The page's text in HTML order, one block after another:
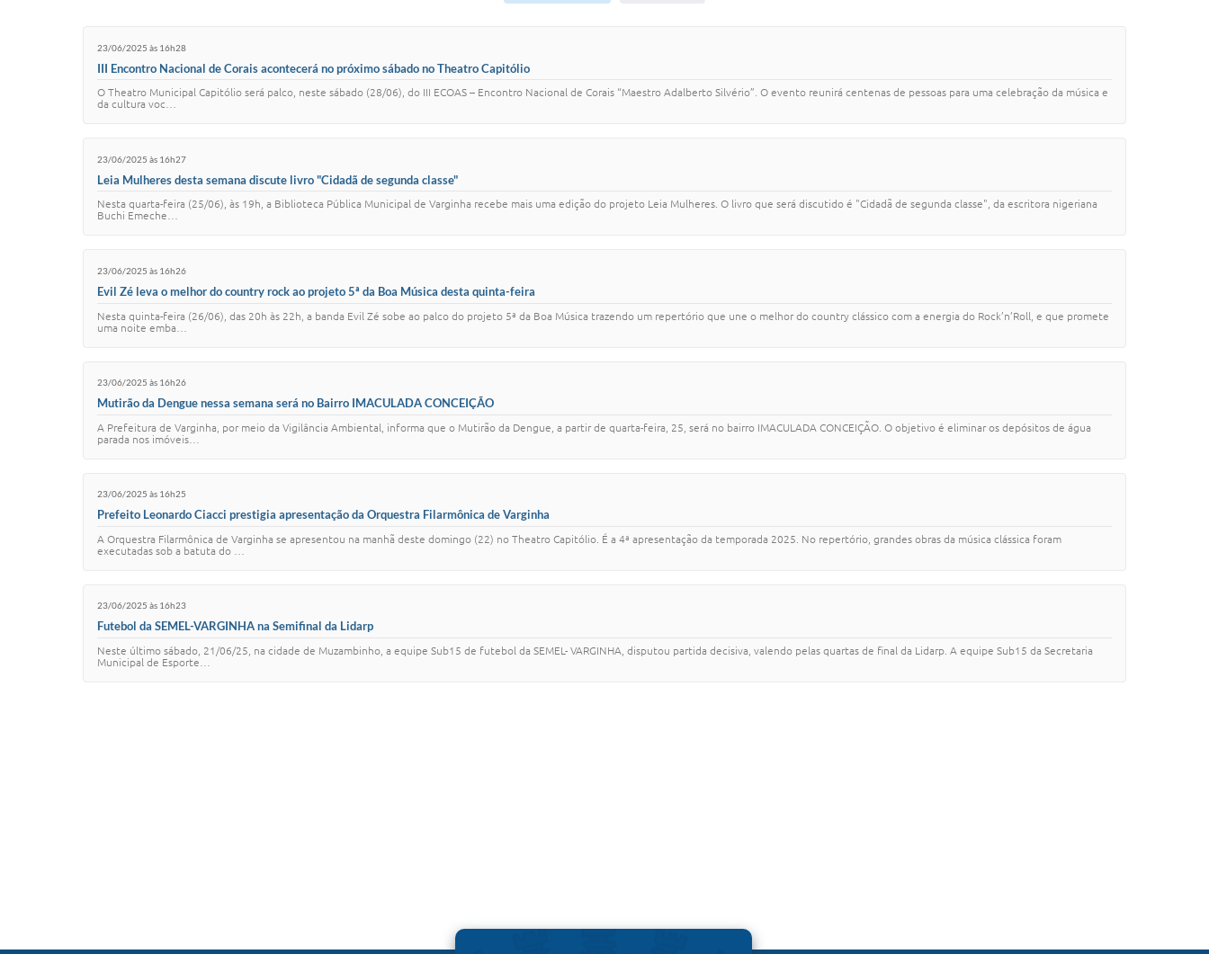
23/06/2025 às 16h28
III Encontro Nacional de Corais acontecerá no próximo sábado no Theatro Capitólio
O Theatro Municipal Capitólio será palco, neste sábado (28/06), do III ECOAS – Encontro Nacional de Corais “Maestro Adalberto Silvério”. O evento reunirá centenas de pessoas para uma celebração da música e
da cultura voc…
23/06/2025 às 16h27
Leia Mulheres desta semana discute livro "Cidadã de segunda classe"
Nesta quarta-feira (25/06), às 19h, a Biblioteca Pública Municipal de Varginha recebe mais uma edição do projeto Leia Mulheres. O livro que será discutido é "Cidadã de segunda classe", da escritora nigeriana
Buchi Emeche…
23/06/2025 às 16h26
Evil Zé leva o melhor do country rock ao projeto 5ª da Boa Música desta quinta-feira
Nesta quinta-feira (26/06), das 20h às 22h, a banda Evil Zé sobe ao palco do projeto 5ª da Boa Música trazendo um repertório que une o melhor do country clássico com a energia do Rock’n’Roll, e que promete
uma noite emba…
23/06/2025 às 16h26
Mutirão da Dengue nessa semana será no Bairro IMACULADA CONCEIÇÃO
A Prefeitura de Varginha, por meio da Vigilância Ambiental, informa que o Mutirão da Dengue, a partir de quarta-feira, 25, será no bairro IMACULADA CONCEIÇÃO. O objetivo é eliminar os depósitos de água
parada nos imóveis…
23/06/2025 às 16h25
Prefeito Leonardo Ciacci prestigia apresentação da Orquestra Filarmônica de Varginha
A Orquestra Filarmônica de Varginha se apresentou na manhã deste domingo (22) no Theatro Capitólio. É a 4ª apresentação da temporada 2025. No repertório, grandes obras da música clássica foram
executadas sob a batuta do …
23/06/2025 às 16h23
Futebol da SEMEL-VARGINHA na Semifinal da Lidarp
Neste último sábado, 21/06/25, na cidade de Muzambinho, a equipe Sub15 de futebol da SEMEL- VARGINHA, disputou partida decisiva, valendo pelas quartas de final da Lidarp. A equipe Sub15 da Secretaria
Municipal de Esporte…